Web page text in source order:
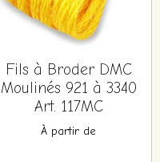
Fils à Broder DMC
Moulinés 921 à 3340
Art. 117MC
À partir de